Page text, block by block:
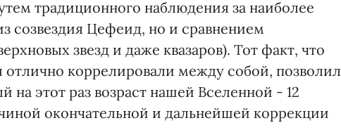
традиционного наблюдения за наиболее
созвездия Цефеид, но и сравнением
звезд и даже квазаров). Тот факт, что
отлично коррелировали между собой, позволил
на этот раз возраст нашей Вселенной - 12
окончательной и дальнейшей коррекции